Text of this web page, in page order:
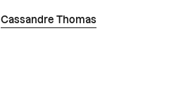
Cassandre Thomas